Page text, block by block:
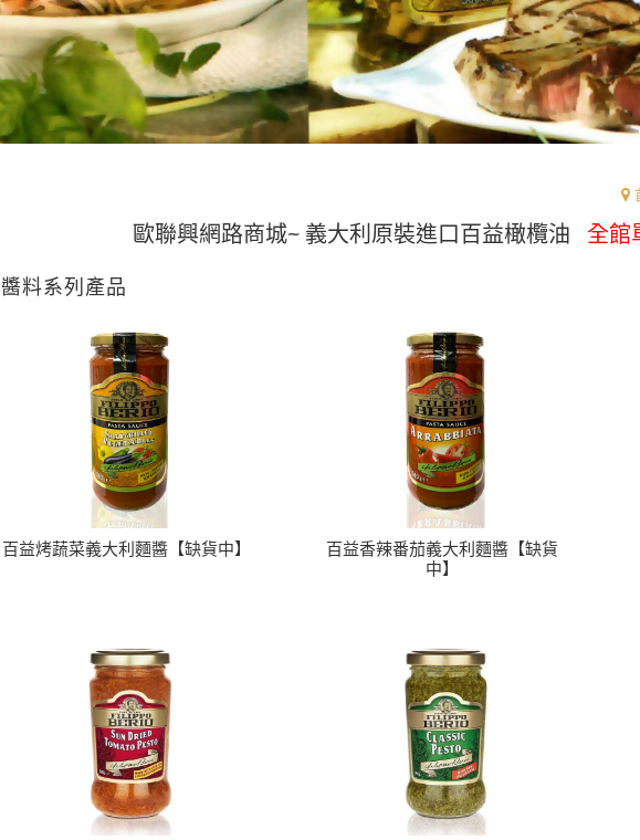
歐聯興網路商城~ 義大利原裝進口百益橄欖油 全館單筆購物
醬料系列產品
百益烤蔬菜義大利麵醬【缺貨中】
百益香辣番茄義大利麵醬【缺貨
中】